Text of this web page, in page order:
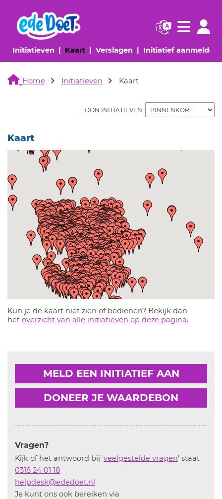
Initiatieven (huidige pagina)
Kaart(huidige pagina)
Verslagen (huidige pagina)
Initiatief aanmelden
Navigatie
Home Initiatieven Kaart
TOON INITIATIEVEN:
Kaart
Kun je de kaart niet zien of bedienen? Bekijk dan
het overzicht van alle initiatieven op deze pagina.
MELD EEN INITIATIEF AAN
DONEER JE WAARDEBON
Vragen?
Kijk of het antwoord bij 'veelgestelde vragen' staat
0318 24 01 18
helpdesk@ededoet.nl
Je kunt ons ook bereiken via